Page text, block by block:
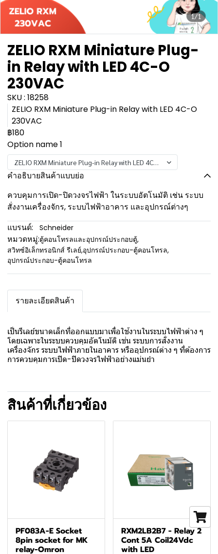
1/1
ZELIO RXM Miniature Plug-
in Relay with LED 4C-O
230VAC
SKU : 18258
ZELIO RXM Miniature Plug-in Relay with LED 4C-O
230VAC
฿180
Option name 1
ZELIO RXM Miniature Plug-in Relay with LED 4C-O 230VAC
คำอธิบายสินค้าแบบย่อ
ควบคุมการเปิด-ปิดวงจรไฟฟ้า ในระบบอัตโนมัติ เช่น ระบบ
สั่งงานเครื่องจักร, ระบบไฟฟ้าอาคาร และอุปกรณ์ต่างๆ
แบรนด์:
Schneider
หมวดหมู่:ตู้คอนโทรลและอุปกรณ์ประกอบตู้,
สวิทซ์อิเล็กทรอนิกส์ รีเลย์,อุปกรณ์ประกอบ-ตู้คอนโทรล,
อุปกรณ์ประกอบ-ตู้คอนโทรล
รายละเอียดสินค้า
เป็นรีเลย์ขนาดเล็กที่ออกแบบมาเพื่อใช้งานในระบบไฟฟ้าต่าง ๆ
โดยเฉพาะในระบบควบคุมอัตโนมัติ เช่น ระบบการสั่งงาน
เครื่องจักร ระบบไฟฟ้าภายในอาคาร หรืออุปกรณ์ต่าง ๆ ที่ต้องการ
การควบคุมการเปิด-ปิดวงจรไฟฟ้าอย่างแม่นยำ
สินค้าที่เกี่ยวข้อง
PF083A-E Socket
8pin socket for MK
relay-Omron
RXM2LB2B7 - Relay 2
Cont 5A Coil24Vdc
with LED